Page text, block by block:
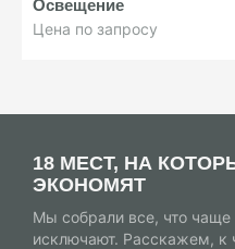
Освещение
Цена по запросу
18 МЕСТ, НА
ЭКОНОМЯТ
Мы собрали все, что
исключают. Расскажем, к